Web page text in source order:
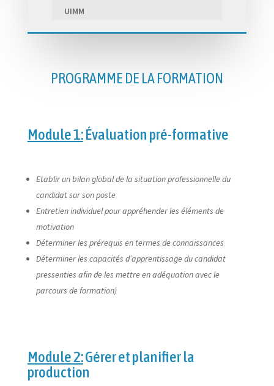
UIMM
PROGRAMME DE LA FORMATION
Module 1:Évaluation pré-formative
Etablir un bilan global de la situation professionnelle du
candidat sur son poste
Entretien individuel pour appréhender les éléments de
motivation
Déterminer les prérequis en termes de connaissances
Déterminer les capacités d’apprentissage du candidat
pressenties afin de les mettre en adéquation avec le
parcours de formation)
Module 2:Gérer et planifier la
production